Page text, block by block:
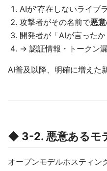
AIが“存在しないライブ
攻撃者がその名前で悪
開発者が「AIが言った
→ 認証情報・トークン
AI普及以降、明確に増えた
◆ 3-2. 悪意あるモ
オープンモデルホスティン